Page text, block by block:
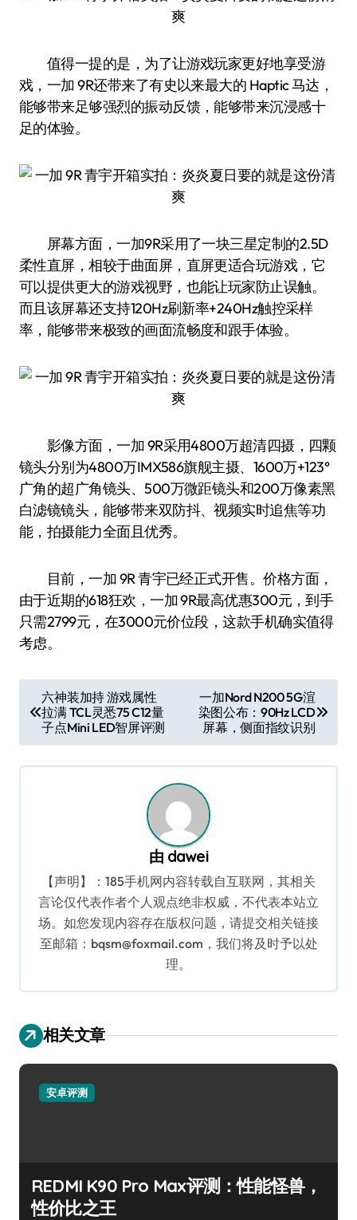
值得一提的是，为了让游戏玩家更好地享受游
戏，一加 9R还带来了有史以来最大的 Haptic 马达，
能够带来足够强烈的振动反馈，能够带来沉浸感十
足的体验。
屏幕方面，一加9R采用了一块三星定制的2.5D
柔性直屏，相较于曲面屏，直屏更适合玩游戏，它
可以提供更大的游戏视野，也能让玩家防止误触。
而且该屏幕还支持120Hz刷新率+240Hz触控采样
率，能够带来极致的画面流畅度和跟手体验。
影像方面，一加 9R采用4800万超清四摄，四颗
镜头分别为4800万IMX586旗舰主摄、1600万+123°
广角的超广角镜头、500万微距镜头和200万像素黑
白滤镜镜头，能够带来双防抖、视频实时追焦等功
能，拍摄能力全面且优秀。
目前，一加 9R 青宇已经正式开售。价格方面，
由于近期的618狂欢，一加 9R最高优惠300元，到手
只需2799元，在3000元价位段，这款手机确实值得
考虑。
章
导
航
六神装加持 游戏属性
拉满 TCL灵悉75 C12量
子点Mini LED智屏评测
一加Nord N200 5G渲
染图公布：90Hz LCD
屏幕，侧面指纹识别
由 dawei
【声明】：185手机网内容转载自互联网，其相关
言论仅代表作者个人观点绝非权威，不代表本站立
场。如您发现内容存在版权问题，请提交相关链接
至邮箱：bqsm@foxmail.com，我们将及时予以处
理。
相关文章
安卓评测
REDMI K90 Pro Max评测：性能怪兽，
性价比之王